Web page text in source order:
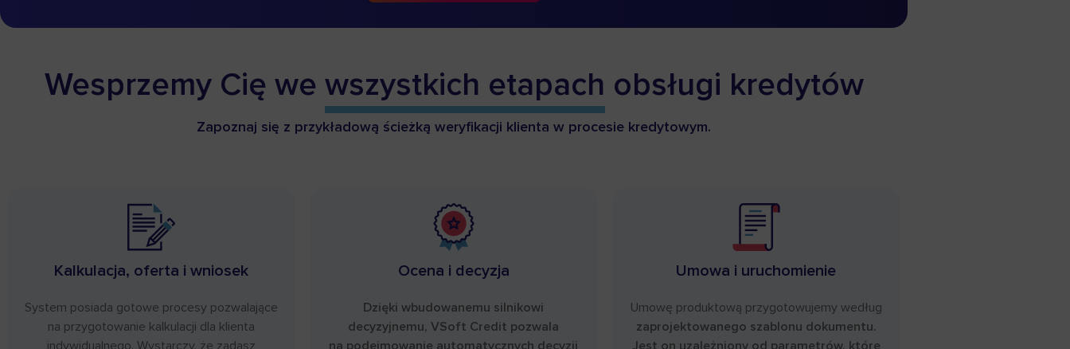
Wesprzemy Cię we wszystkich etapach obsługi kredytów
Zapoznaj się z przykładową ścieżką weryfikacji klienta w procesie kredytowym.
Kalkulacja, oferta i wniosek
System posiada gotowe procesy pozwalające
na przygotowanie kalkulacji dla klienta
indywidualnego. Wystarczy, że zadasz
Ocena i decyzja
Dzięki wbudowanemu silnikowi
decyzyjnemu, VSoft Credit pozwala
na podejmowanie automatycznych decyzji
Umowa i uruchomienie
Umowę produktową przygotowujemy według
zaprojektowanego szablonu dokumentu.
Jest on uzależniony od parametrów, które